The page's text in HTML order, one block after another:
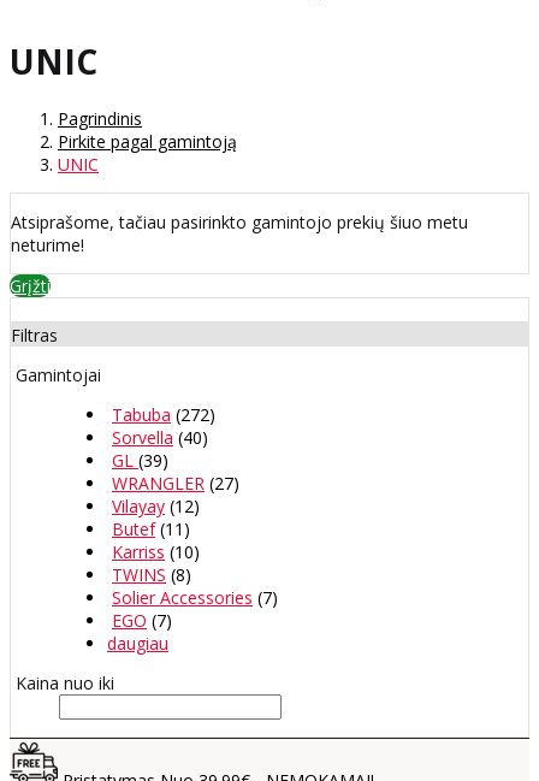
UNIC
Pagrindinis
Pirkite pagal gamintoją
UNIC
Atsiprašome, tačiau pasirinkto gamintojo prekių šiuo metu
neturime!
Grįžti
Filtras
Gamintojai
Tabuba (272)
Sorvella (40)
GL (39)
WRANGLER (27)
Vilayay (12)
Butef (11)
Karriss (10)
TWINS (8)
Solier Accessories (7)
EGO (7)
daugiau
Kaina nuo iki